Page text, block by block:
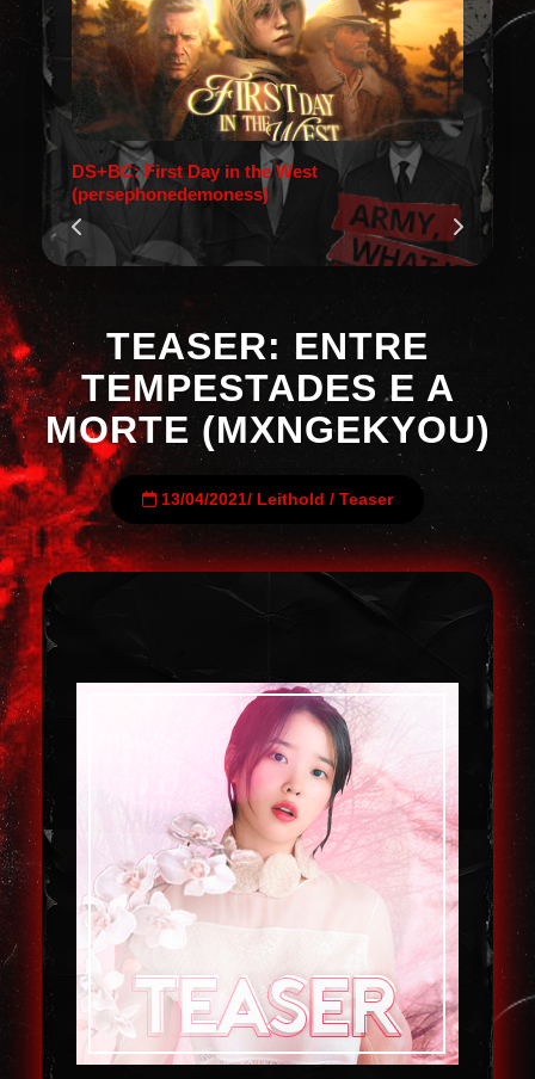
DS+BC: First Day in the West
(persephonedemoness)
TEASER: ENTRE
TEMPESTADES E A
MORTE (MXNGEKYOU)
13/04/2021/ Leithold / Teaser